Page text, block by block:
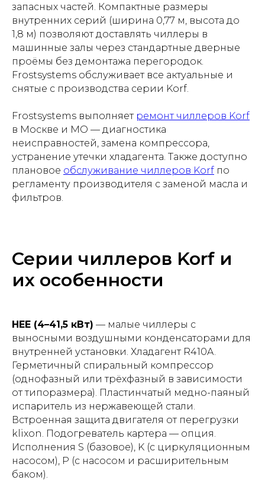
запасных частей. Компактные размеры
внутренних серий (ширина 0,77 м, высота до
1,8 м) позволяют доставлять чиллеры в
машинные залы через стандартные дверные
проёмы без демонтажа перегородок.
Frostsystems обслуживает все актуальные и
снятые с производства серии Korf.
Frostsystems выполняет ремонт чиллеров Korf
в Москве и МО — диагностика
неисправностей, замена компрессора,
устранение утечки хладагента. Также доступно
плановое обслуживание чиллеров Korf по
регламенту производителя с заменой масла и
фильтров.
Серии чиллеров Korf и
их особенности
HEE (4–41,5 кВт) — малые чиллеры с
выносными воздушными конденсаторами для
внутренней установки. Хладагент R410A.
Герметичный спиральный компрессор
(однофазный или трёхфазный в зависимости
от типоразмера). Пластинчатый медно-паяный
испаритель из нержавеющей стали.
Встроенная защита двигателя от перегрузки
klixon. Подогреватель картера — опция.
Исполнения S (базовое), K (с циркуляционным
насосом), P (с насосом и расширительным
баком).